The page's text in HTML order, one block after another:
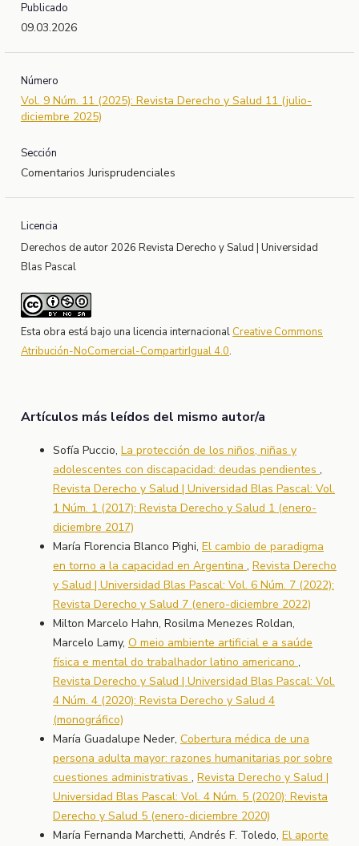
Publicado
09.03.2026
Número
Vol. 9 Núm. 11 (2025): Revista Derecho y Salud 11 (julio-
diciembre 2025)
Sección
Comentarios Jurisprudenciales
Licencia
Derechos de autor 2026 Revista Derecho y Salud | Universidad
Blas Pascal
Esta obra está bajo una licencia internacional Creative Commons
Atribución-NoComercial-CompartirIgual 4.0.
Artículos más leídos del mismo autor/a
Sofía Puccio, La protección de los niños, niñas y
adolescentes con discapacidad: deudas pendientes ,
Revista Derecho y Salud | Universidad Blas Pascal: Vol.
1 Núm. 1 (2017): Revista Derecho y Salud 1 (enero-
diciembre 2017)
María Florencia Blanco Pighi, El cambio de paradigma
en torno a la capacidad en Argentina , Revista Derecho
y Salud | Universidad Blas Pascal: Vol. 6 Núm. 7 (2022):
Revista Derecho y Salud 7 (enero-diciembre 2022)
Milton Marcelo Hahn, Rosilma Menezes Roldan,
Marcelo Lamy, O meio ambiente artificial e a saúde
física e mental do trabalhador latino americano ,
Revista Derecho y Salud | Universidad Blas Pascal: Vol.
4 Núm. 4 (2020): Revista Derecho y Salud 4
(monográfico)
María Guadalupe Neder, Cobertura médica de una
persona adulta mayor: razones humanitarias por sobre
cuestiones administrativas , Revista Derecho y Salud |
Universidad Blas Pascal: Vol. 4 Núm. 5 (2020): Revista
Derecho y Salud 5 (enero-diciembre 2020)
María Fernanda Marchetti, Andrés F. Toledo, El aporte